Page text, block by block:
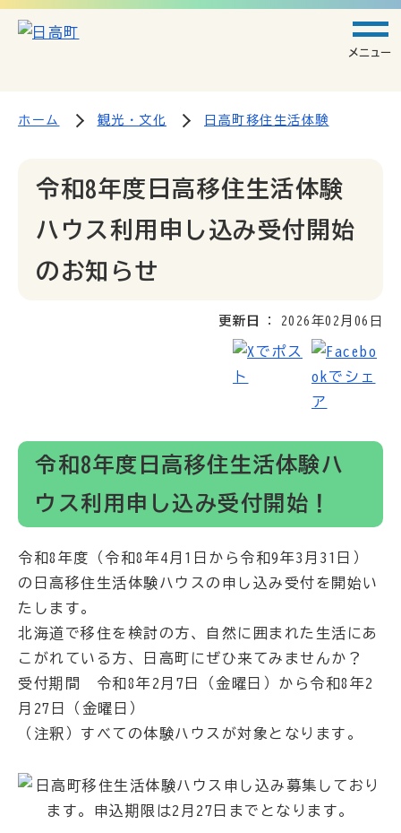
メニュー
ホーム 観光・文化 日高町移住生活体験
令和8年度日高移住生活体験
ハウス利用申し込み受付開始
のお知らせ
更新日 2026年02月06日
令和8年度日高移住生活体験ハ
ウス利用申し込み受付開始！
令和8年度（令和8年4月1日から令和9年3月31日）
の日高移住生活体験ハウスの申し込み受付を開始い
たします。
北海道で移住を検討の方、自然に囲まれた生活にあ
こがれている方、日高町にぜひ来てみませんか？
受付期間 令和8年2月7日（金曜日）から令和8年2
月27日（金曜日）
（注釈）すべての体験ハウスが対象となります。